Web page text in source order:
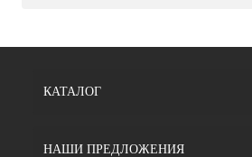
КАТАЛОГ
НАШИ ПРЕДЛОЖЕНИЯ